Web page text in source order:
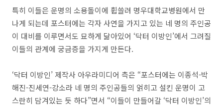
특히 이들은 운명의 소용돌이에 휩쓸려 명우대학교병원에서 만
나게 되는데 포스터에는 각자 사연을 가지고 있는 네 명의 주인공
이 대비를 이루면서도 묘하게 닮아있어 ‘닥터 이방인’에서 그려질
이들의 관계에 궁금증을 가지게 만든다.
‘닥터 이방인’ 제작사 아우라미디어 측은 “포스터에는 이종석-박
해진-진세연-강소라 네 명의 주인공들의 얽히고 설킨 운명이 고
스란히 담겨있는 듯 하다”면서 “이들이 만들어갈 ‘닥터 이방인’의